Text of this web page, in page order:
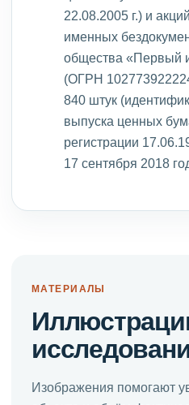
22.08.2005 г.) и
именных
общества «Первый
(ОГРН
840 штук
выпуска ценных
регистрации
17 сентября 2018
МАТЕРИАЛЫ
Изображения помогают